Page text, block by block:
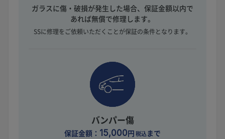
ガラスに傷・破損が発生した場合、保証金額以内で
あれば無償で修理します。
SSに修理をご依頼いただくことが保証の条件となります。
バンパー傷
保証金額： 15,000円税込まで